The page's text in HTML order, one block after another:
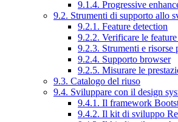
9.1.4. Progressive
9.2. Strumenti di supporto allo
9.2.1. Feature detection
9.2.2. Verificare le
9.2.3. Strumenti e risorse
9.2.4. Supporto browser
9.2.5. Misurare le
9.3. Catalogo del riuso
9.4. Sviluppare con il design
9.4.1. Il framework
9.4.2. Il kit di sviluppo